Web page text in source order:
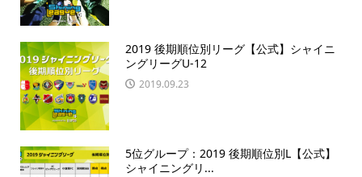
2019 後期順位別リーグ【公式】シャイニ
ングリーグU-12
2019.09.23
5位グループ：2019 後期順位別L【公式】
シャイニングリ...